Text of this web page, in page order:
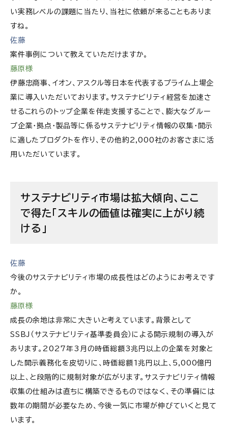
い実務レベルの課題に当たり、当社に依頼が来ることもありま
すね。
佐藤
案件事例について教えていただけますか。
藤原様
伊藤忠商事、イオン、アスクル等日本を代表するプライム上場企
業に導入いただいております。サステナビリティ経営を加速さ
せるこれらのトップ企業を伴走支援することで、膨大なグルー
プ企業・拠点・製品等に係るサステナビリティ情報の収集・開示
に適したプロダクトを作り、その他約2,000社のお客さまに活
用いただいています。
サステナビリティ市場は拡大傾向、ここ
で得た「スキルの価値は確実に上がり続
ける」
佐藤
今後のサステナビリティ市場の成長性はどのようにお考えです
か。
藤原様
成長の余地は非常に大きいと考えています。背景として
SSBJ（サステナビリティ基準委員会）による開示規制の導入が
あります。2027年3月の時価総額3兆円以上の企業を対象と
した開示義務化を皮切りに、時価総額1兆円以上、5,000億円
以上、と段階的に規制対象が広がります。サステナビリティ情報
収集の仕組みは直ちに構築できるものではなく、その準備には
数年の期間が必要なため、今後一気に市場が伸びていくと見て
います。